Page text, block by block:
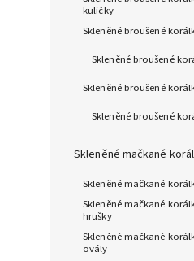
kuličky
Skleněné broušené
Skleněné broušené
Skleněné broušené
Skleněné broušené
Skleněné mačkané
Skleněné mačkané
Skleněné mačkané
hrušky
Skleněné mačkané
ovály